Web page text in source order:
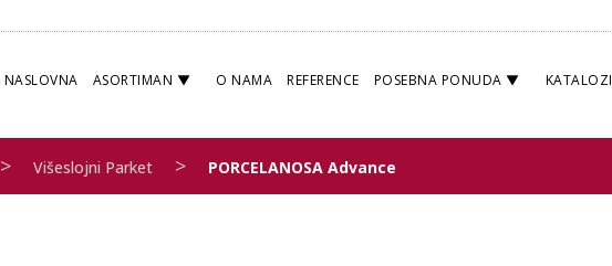
NASLOVNA ASORTIMAN O NAMA REFERENCE POSEBNA PONUDA KATALOZI
> Višeslojni Parket > PORCELANOSA Advance